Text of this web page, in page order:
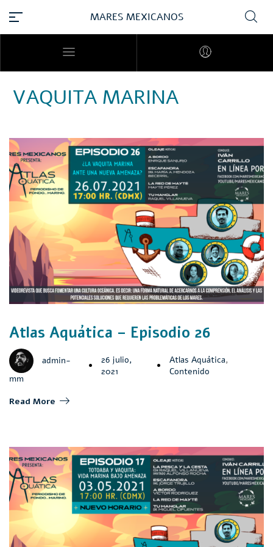
MARES MEXICANOS
VAQUITA MARINA
Atlas Aquática – Episodio 26
admin-
mm
26 julio,
2021
Atlas Aquática,
Contenido
Read More